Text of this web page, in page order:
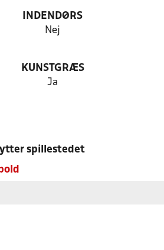
INDENDØRS
Nej
KUNSTGRÆS
Ja
spillestedet